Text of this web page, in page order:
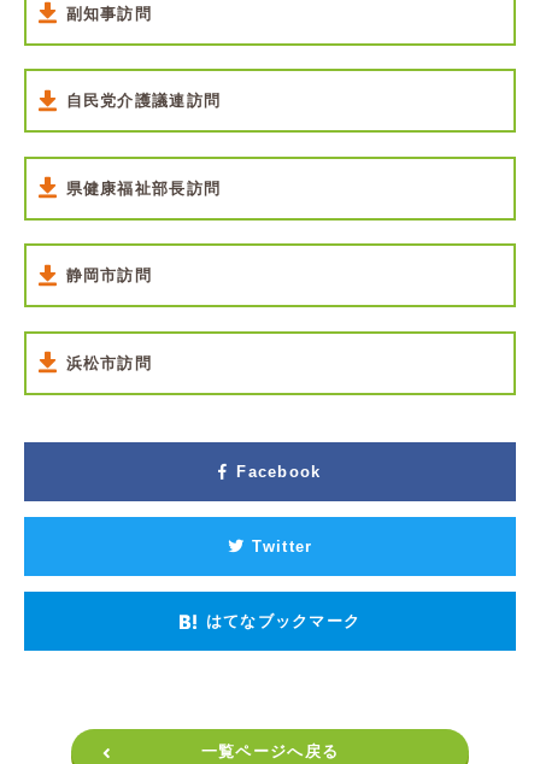
副知事訪問
自民党介護議連訪問
県健康福祉部長訪問
静岡市訪問
浜松市訪問
Facebook
Twitter
はてなブックマーク
一覧ページへ戻る